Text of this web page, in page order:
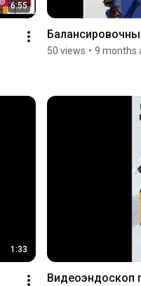
6:55
50 views • 9 months
1:33